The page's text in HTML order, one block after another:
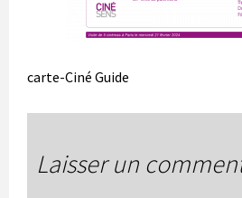
carte-Ciné Guide
Laisser un